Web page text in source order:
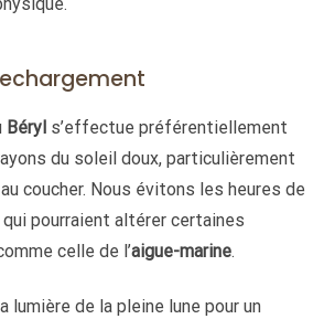
Béryl s’effectue préférentiellement
du soleil doux, particulièrement
coucher. Nous évitons les heures de
pourraient altérer certaines
celle de l’aigue-marine.
lumière de la pleine lune pour un